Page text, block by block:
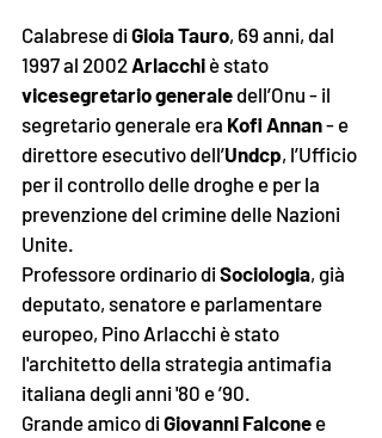
Calabrese di Gioia Tauro, 69 anni, dal
1997 al 2002 Arlacchi è stato
vicesegretario generale dell’Onu - il
segretario generale era Kofi Annan - e
direttore esecutivo dell’Undcp, l’Ufficio
per il controllo delle droghe e per la
prevenzione del crimine delle Nazioni
Unite.
Professore ordinario di Sociologia, già
deputato, senatore e parlamentare
europeo, Pino Arlacchi è stato
l'architetto della strategia antimafia
italiana degli anni '80 e ’90.
Grande amico di Giovanni Falcone e